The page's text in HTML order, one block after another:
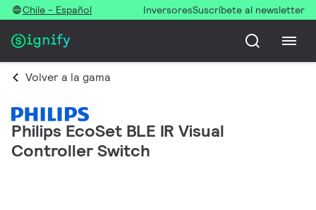
Chile - Español InversoresSuscríbete al newsletter
Volver a la gama
Philips EcoSet BLE IR Visual
Controller Switch